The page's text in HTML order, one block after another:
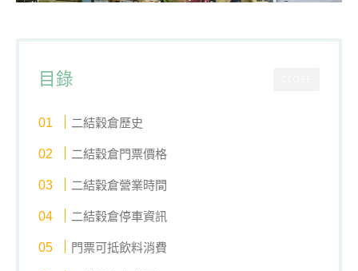
目錄
二結穀倉歷史
二結穀倉門票價格
二結穀倉營業時間
二結穀倉停車資訊
門票可抵飲料消費